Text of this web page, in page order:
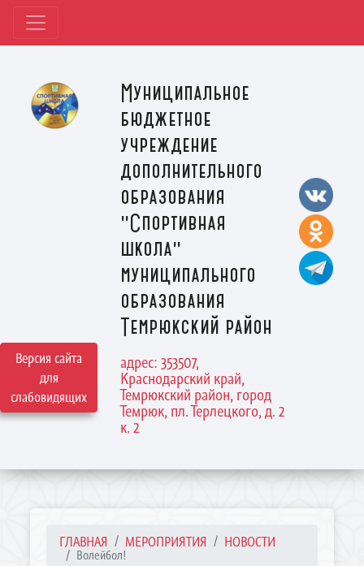
Версия сайта
для
слабовидящих
Муниципальное
бюджетное
учреждение
дополнительного
образования
"Спортивная
школа"
муниципального
образования
Темрюкский район
адрес: 353507,
Краснодарский край,
Темрюкский район, город
Темрюк, пл. Терлецкого, д. 2
к. 2
ГЛАВНАЯ МЕРОПРИЯТИЯ НОВОСТИ
Волейбол!